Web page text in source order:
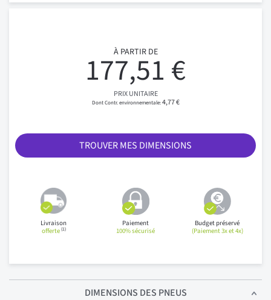
À PARTIR DE
177,51 €
PRIX UNITAIRE
4,77 €
TROUVER MES DIMENSIONS
Livraison
offerte(1)
Paiement
100% sécurisé
Budget préservé
(Paiement 3x et 4x)
DIMENSIONS DES PNEUS